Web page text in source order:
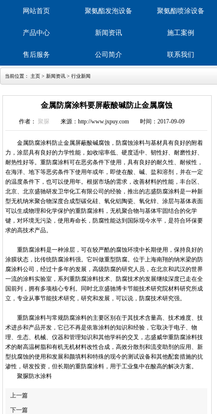
网站首页 聚氨酯发泡设备 聚氨酯喷涂设备
产品中心 新闻资讯 施工案例
售后服务 公司简介 联系我们
当前位置： 主页 > 新闻资讯 > 行业新闻
金属防腐涂料要屏蔽酸碱防止金属腐蚀
作者： 聚脲 来源：http://www.jxpuy.com 时间：2017-09-09
金属防腐涂料防止金属屏蔽酸碱腐蚀，防腐蚀涂料与基材具有良好的附着
力，涂层具有良好的力学性能，如收缩率低、硬度适中、韧性好、耐磨性好、
耐热性好等。重防腐涂料可在恶劣条件下使用，具有良好的耐久性、耐候性，
在海洋、地下等恶劣条件下使用年或年，即使在酸、碱、盐和溶剂，并在一定
的温度条件下，也可以使用年。根据市场的需求，改善材料的性能，丰台区、
北京、北京盛驰研发卫华化工有限公司的经验，推出的志盛防腐涂料是一种新
型无机纳米聚合物深度合成型碳化硅、氧化铝陶瓷、氧化锌、涂层与基体表面
可以生成物理和化学保护的重防腐涂料，无机聚合物与基体牢固结合的化学
键，对环境无污染，使用寿命长，防腐性能达到国际现今水平，是符合环保要
求的高技术产品。
重防腐涂料是一种涂层，可在较严酷的腐蚀环境中长期使用，保持良好的
涂膜状态，比传统防腐涂料强。它叫做重型防腐。位于上海南翔的纳米梁的防
腐涂料公司，经过十多年的发展，高级防腐的研究人员，在北京和武汉的世界
一流的涂料实验室，系列重防腐涂料技术、防腐技术的发展继续深度已走在全
国前列，拥有多项核心专利。同时北京盛驰博卡节能技术研究院材料研究所成
立，专业从事节能技术研究，研究和发展，可以说，防腐技术研究强。
重防腐涂料与常规防腐涂料的主要区别在于其技术含量高、技术难度、技
术进步和产品开发，它已不再是依靠涂料的知识和经验，它取决于电子、物
理、生态、机械、仪器和管理知识和其他学科的交叉，志盛威华重防腐涂料技
术的耐高温树脂和有机无机材料改性合成，高效分散剂和流变助剂的应用、新
型抗腐蚀的使用和发展和颜填料和特殊的现今的测试设备和其他配套措施的抗
渗性，研发投资，但长期的重防腐涂料，用于工业集中在酸高的解决方案。
聚脲防水涂料
上一篇
: 烟囱新建路面产生断板的因素有哪方面​
下一篇